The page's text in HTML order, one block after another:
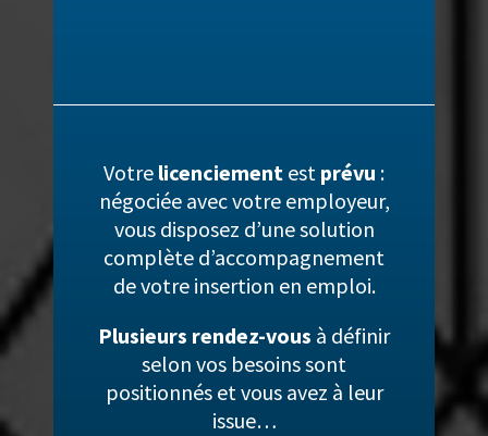
Votre licenciement est prévu :
négociée avec votre employeur,
vous disposez d’une solution
complète d’accompagnement
de votre insertion en emploi.
Plusieurs rendez-vous à définir
selon vos besoins sont
positionnés et vous avez à leur
issue…